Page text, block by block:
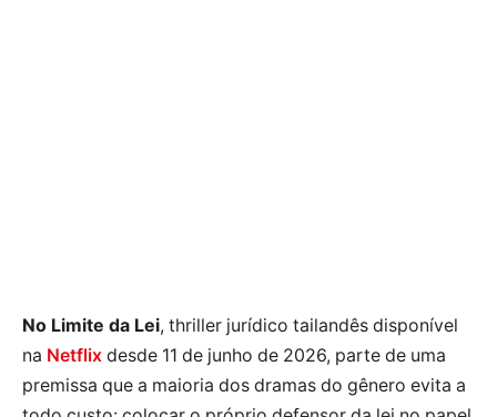
No Limite da Lei, thriller jurídico tailandês disponível
na Netflix desde 11 de junho de 2026, parte de uma
premissa que a maioria dos dramas do gênero evita a